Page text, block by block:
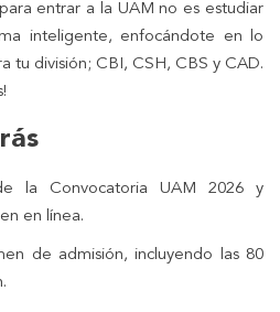
entrar a la UAM no es estudiar
inteligente, enfocándote en lo
tu división; CBI, CSH, CBS y CAD.
la Convocatoria UAM 2026 y
en línea.
de admisión, incluyendo las 80